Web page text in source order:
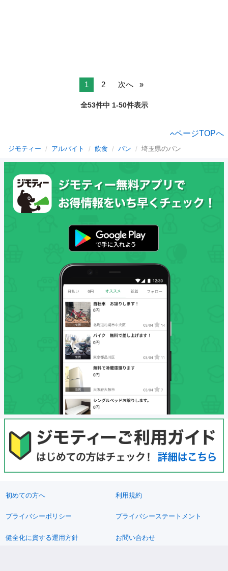
1 2 次へ
全53件中 1-50件表示
ページTOPへ
ジモティー アルバイト 飲食 パン 埼玉県のパン
初めての方へ 利用規約
プライバシーポリシー プライバシーステートメント
健全化に資する運用方針 お問い合わせ